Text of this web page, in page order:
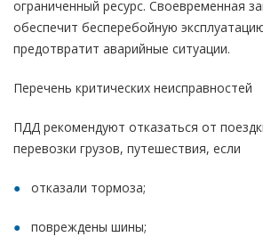
ограниченный ресурс. Своевременная
обеспечит бесперебойную
предотвратит аварийные ситуации.
Перечень критических неисправностей
ПДД рекомендуют отказаться от
перевозки грузов, путешествия, если
отказали тормоза;
повреждены шины;